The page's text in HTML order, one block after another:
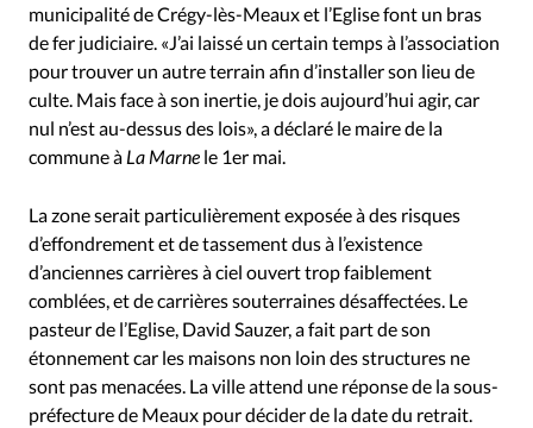
municipalité de Crégy-lès-Meaux et l’Eglise font un bras
de fer judiciaire. «J’ai laissé un certain temps à l’association
pour trouver un autre terrain afin d’installer son lieu de
culte. Mais face à son inertie, je dois aujourd’hui agir, car
nul n’est au-dessus des lois», a déclaré le maire de la
commune à La Marne le 1er mai.
La zone serait particulièrement exposée à des risques
d’effondrement et de tassement dus à l’existence
d’anciennes carrières à ciel ouvert trop faiblement
comblées, et de carrières souterraines désaffectées. Le
pasteur de l’Eglise, David Sauzer, a fait part de son
étonnement car les maisons non loin des structures ne
sont pas menacées. La ville attend une réponse de la sous-
préfecture de Meaux pour décider de la date du retrait.